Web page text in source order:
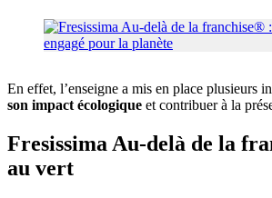
En effet, l’enseigne a mis en place plusieurs
son impact écologique et contribuer à la
Fresissima Au-delà de la
au vert